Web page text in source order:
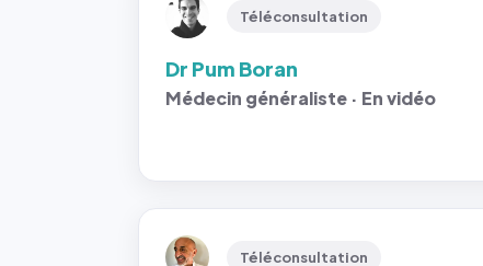
Téléconsultation
Dr Pum Boran
Médecin généraliste · En vidéo
Téléconsultation